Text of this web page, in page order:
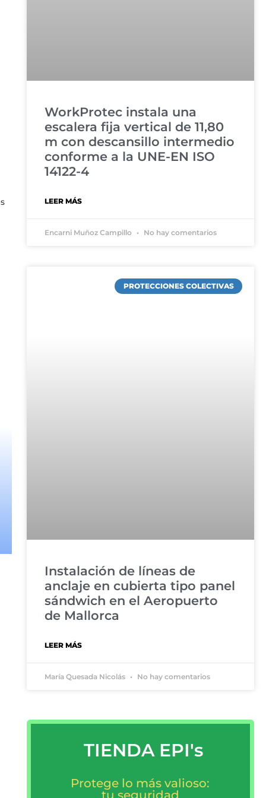
WorkProtec instala una
escalera fija vertical de 11,80
m con descansillo intermedio
conforme a la UNE-EN ISO
14122-4
LEER MÁS
Encarni Muñoz Campillo No hay comentarios
PROTECCIONES COLECTIVAS
Instalación de líneas de
anclaje en cubierta tipo panel
sándwich en el Aeropuerto
de Mallorca
LEER MÁS
María Quesada Nicolás No hay comentarios
TIENDA EPI's
Protege lo más valioso: